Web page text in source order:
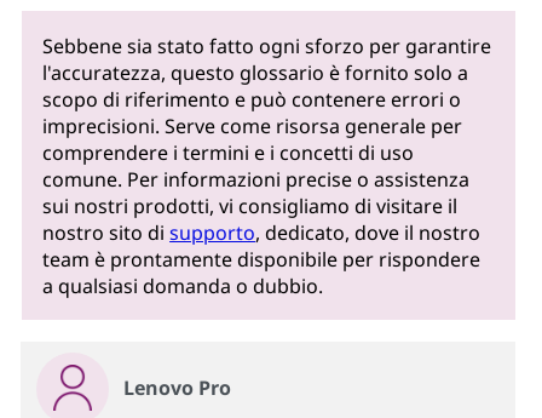
Sebbene sia stato fatto ogni sforzo per garantire
l'accuratezza, questo glossario è fornito solo a
scopo di riferimento e può contenere errori o
imprecisioni. Serve come risorsa generale per
comprendere i termini e i concetti di uso
comune. Per informazioni precise o assistenza
sui nostri prodotti, vi consigliamo di visitare il
nostro sito disupporto, dedicato, dove il nostro
team è prontamente disponibile per rispondere
a qualsiasi domanda o dubbio.
Lenovo Pro